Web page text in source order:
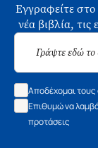
Εγγραφείτε
νέα βιβλία, τις
Αποδέχομαι τους
Επιθυμώ να
προτάσεις